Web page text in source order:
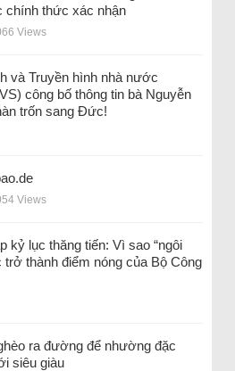
thức xác nhận
Views
và Truyền hình nhà nước
công bố thông tin bà Nguyễn
trốn sang Đức!
Views
kỷ lục thăng tiến: Vì sao “ngôi
trở thành điểm nóng của Bộ Công
ra đường để nhường đặc
siêu giàu